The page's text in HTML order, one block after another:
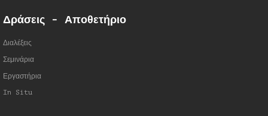
Δράσεις - Αποθετήριο
Διαλέξεις
Σεμινάρια
Εργαστήρια
In Situ